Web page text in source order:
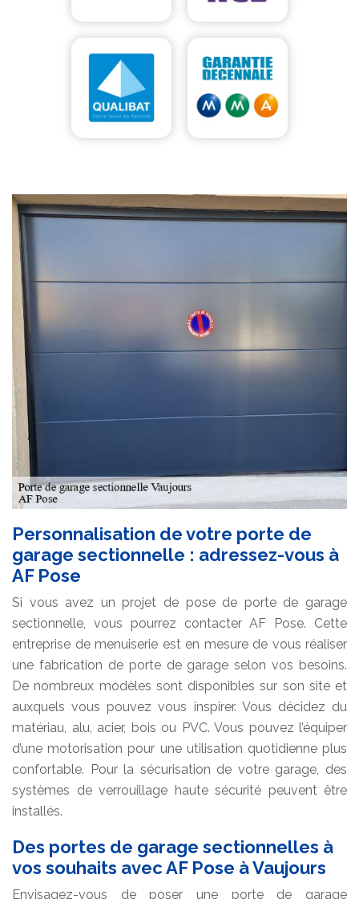
Personnalisation de votre porte de
garage sectionnelle : adressez-vous à
AF Pose
Si vous avez un projet de pose de porte de garage
sectionnelle, vous pourrez contacter AF Pose. Cette
entreprise de menuiserie est en mesure de vous réaliser
une fabrication de porte de garage selon vos besoins.
De nombreux modèles sont disponibles sur son site et
auxquels vous pouvez vous inspirer. Vous décidez du
matériau, alu, acier, bois ou PVC. Vous pouvez l’équiper
d’une motorisation pour une utilisation quotidienne plus
confortable. Pour la sécurisation de votre garage, des
systèmes de verrouillage haute sécurité peuvent être
installés.
Des portes de garage sectionnelles à
vos souhaits avec AF Pose à Vaujours
Envisagez-vous de poser une porte de garage